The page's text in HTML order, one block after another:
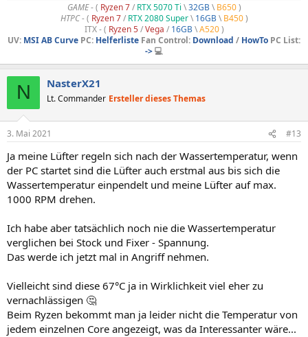
GAME- ( Ryzen 7/ RTX 5070 Ti \32GB\ B650)
HTPC -( Ryzen 7/ RTX 2080 Super\ 16GB\ B450)
ITX - ( Ryzen 5/Vega / 16GB\A520)
UV: MSI AB Curve PC: Helferliste Fan Control: Download / HowTo PC List:
->💻
N NasterX21
Lt. Commander Ersteller dieses Themas
3. Mai 2021 #13
Ja meine Lüfter regeln sich nach der Wassertemperatur, wenn
der PC startet sind die Lüfter auch erstmal aus bis sich die
Wassertemperatur einpendelt und meine Lüfter auf max.
1000 RPM drehen.
Ich habe aber tatsächlich noch nie die Wassertemperatur
verglichen bei Stock und Fixer - Spannung.
Das werde ich jetzt mal in Angriff nehmen.
Vielleicht sind diese 67°C ja in Wirklichkeit viel eher zu
vernachlässigen 🤔
Beim Ryzen bekommt man ja leider nicht die Temperatur von
jedem einzelnen Core angezeigt, was da Interessanter wäre...